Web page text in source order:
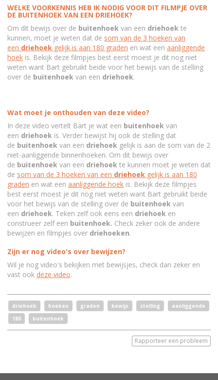
WELKE VOORKENNIS HEB IK NODIG VOOR DIT FILMPJE OVER
DE BUITENHOEK VAN EEN DRIEHOEK?
Om dit bewijs over de buitenhoek van een driehoek te
kunnen, moet je weten dat de som van de 3 hoeken van
een driehoek gelijk is aan 180 graden en wat een aanliggende
hoek is. Bekijk deze filmpjes best eerst moest je dit nog niet
weten want Bart gebruikt beide voor het bewijs van de stelling
over de buitenhoek van een driehoek.
Wat moet je onthouden van deze video?
In deze video vertelt Bart je wat een buitenhoek van
een driehoek is. Verder bewijst hij ook de stelling dat
de buitenhoek van een driehoek gelijk is aan de som van de 2
niet-aanliggende binnenhoeken. Om dit bewijs over
de buitenhoek van een driehoek te kunnen moet je weten dat
de som van de 3 hoeken van een driehoek gelijk is aan 180
graden en wat een aanliggende hoek is. Bekijk deze filmpjes
best eerst moest je dit nog niet weten want Bart gebruikt beide
voor het bewijs van de stelling over de buitenhoek van
een driehoek. Teken zelf ook eens een driehoek en
construeer zelf een buitenhoek. Check zeker ook de andere
bewijzen en filmpjes over driehoeken.
Zijn er nog video's over bewijzen?
Wil je nog video's bekijken met bewijsjes, check dan zeker en
vast ook deze video.
driehoek hoeken graden bewijs stelling
aanliggende
180
buitenhoek
Rapporteer een probleem